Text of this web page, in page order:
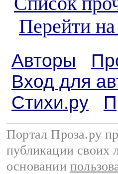
Перейти
Авторы
Вход для
Стихи.ру
Портал Проза.ру
публикации своих
основании